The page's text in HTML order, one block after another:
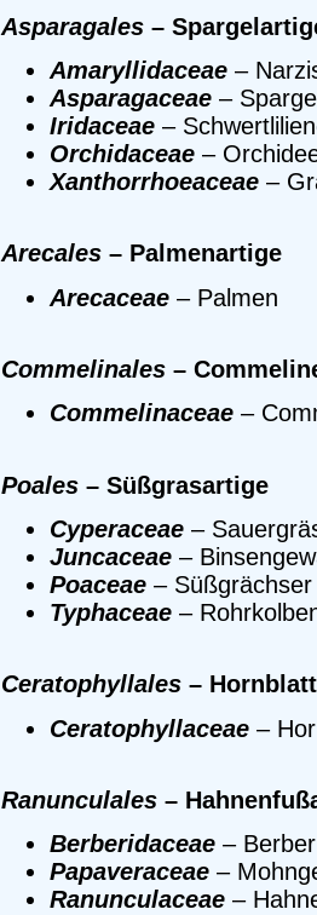
Asparagales –
Amaryllidaceae –
Asparagaceae –
Iridaceae –
Orchidaceae –
Xanthorrhoeaceae –
Arecales – Palmenartige
Arecaceae – Palmen
Commelinales –
Commelinaceae –
Poales – Süßgrasartige
Cyperaceae –
Juncaceae –
Poaceae – Süßgrächser
Typhaceae –
Ceratophyllales –
Ceratophyllaceae –
Ranunculales –
Berberidaceae –
Papaveraceae –
Ranunculaceae –